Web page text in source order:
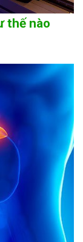
thế nào